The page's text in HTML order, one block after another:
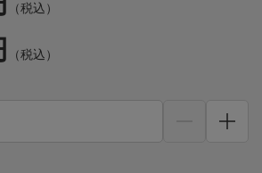
（税込）
（税込）